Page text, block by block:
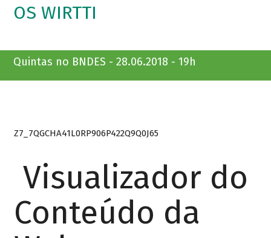
OS WIRTTI
Quintas no BNDES - 28.06.2018 - 19h
Z7_7QGCHA41L0RP906P422Q9Q0J65
Visualizador do
Conteúdo da